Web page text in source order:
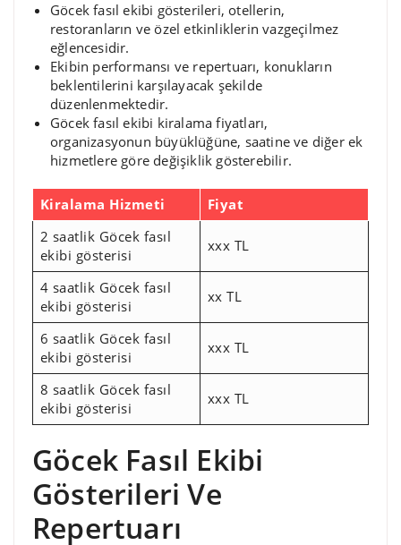
Göcek fasıl ekibi gösterileri, otellerin,
restoranların ve özel etkinliklerin vazgeçilmez
eğlencesidir.
Ekibin performansı ve repertuarı, konukların
beklentilerini karşılayacak şekilde
düzenlenmektedir.
Göcek fasıl ekibi kiralama fiyatları,
organizasyonun büyüklüğüne, saatine ve diğer ek
hizmetlere göre değişiklik gösterebilir.
Kiralama Hizmeti
Fiyat
2 saatlik Göcek fasıl
ekibi gösterisi
xxx TL
4 saatlik Göcek fasıl
ekibi gösterisi
xx TL
6 saatlik Göcek fasıl
ekibi gösterisi
xxx TL
8 saatlik Göcek fasıl
ekibi gösterisi
xxx TL
Göcek Fasıl Ekibi
Gösterileri Ve
Repertuarı